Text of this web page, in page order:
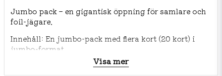
Jumbo pack – en gigantisk öppning för samlare och
foil‑jägare.
Innehåll: En jumbo‑pack med flera kort (20 kort) i
jumbo‑format.
Språk: förenklad kinesiska.
Perfekt för att komplettera eller som “bigger burst”
Visa mer